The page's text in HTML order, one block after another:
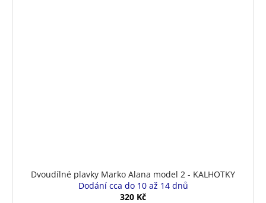
Dvoudílné plavky Marko Alana model 2 - KALHOTKY
Dodání cca do 10 až 14 dnů
320 Kč